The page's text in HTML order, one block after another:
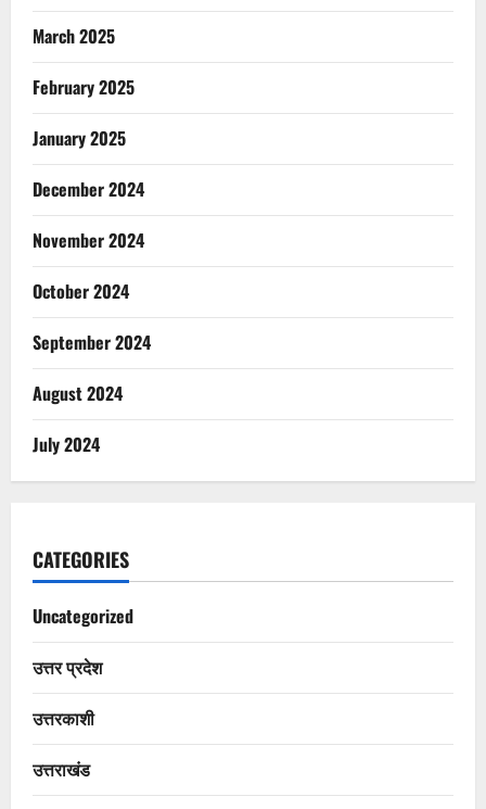
March 2025
February 2025
January 2025
December 2024
November 2024
October 2024
September 2024
August 2024
July 2024
CATEGORIES
Uncategorized
उत्तर प्रदेश
उत्तरकाशी
उत्तराखंड